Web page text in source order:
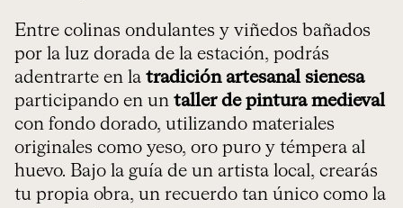
Entre colinas ondulantes y viñedos bañados
por la luz dorada de la estación, podrás
adentrarte en la tradición artesanal sienesa
participando en un taller de pintura medieval
con fondo dorado, utilizando materiales
originales como yeso, oro puro y témpera al
huevo. Bajo la guía de un artista local, crearás
tu propia obra, un recuerdo tan único como la